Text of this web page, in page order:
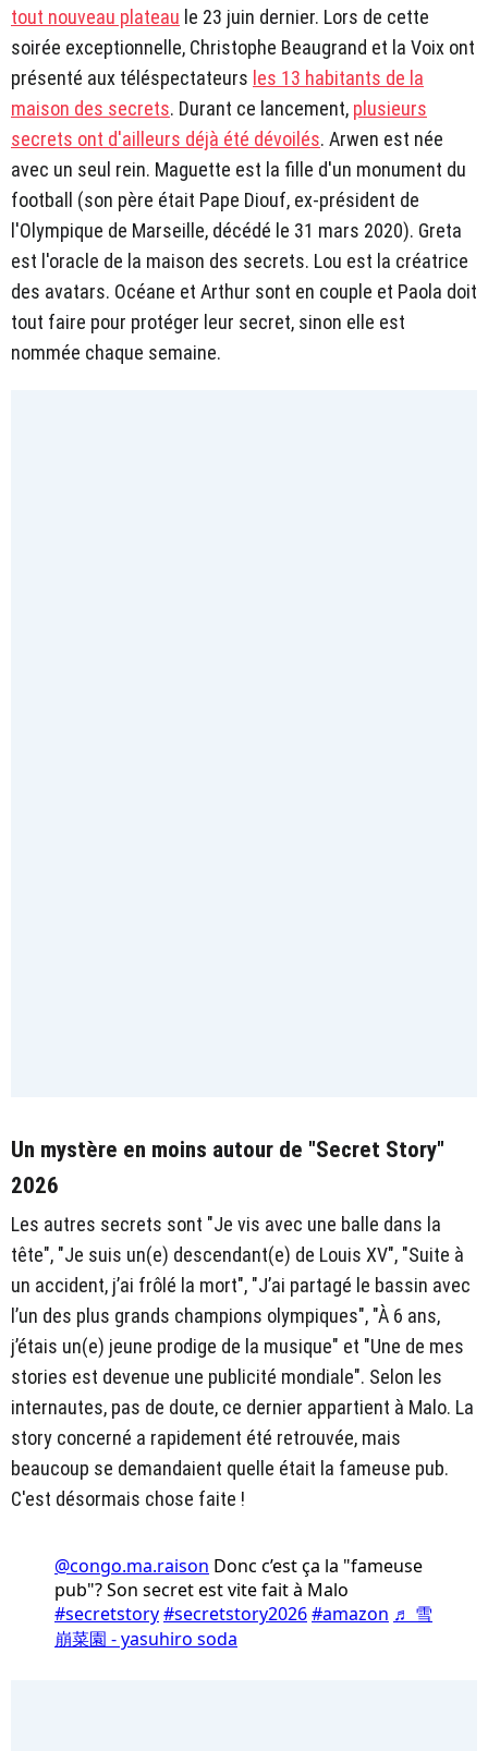
tout nouveau plateau le 23 juin dernier. Lors de cette
soirée exceptionnelle, Christophe Beaugrand et la Voix ont
présenté aux téléspectateurs les 13 habitants de la
maison des secrets. Durant ce lancement, plusieurs
secrets ont d'ailleurs déjà été dévoilés. Arwen est née
avec un seul rein. Maguette est la fille d'un monument du
football (son père était Pape Diouf, ex-président de
l'Olympique de Marseille, décédé le 31 mars 2020). Greta
est l'oracle de la maison des secrets. Lou est la créatrice
des avatars. Océane et Arthur sont en couple et Paola doit
tout faire pour protéger leur secret, sinon elle est
nommée chaque semaine.
Un mystère en moins autour de "Secret Story"
2026
Les autres secrets sont "Je vis avec une balle dans la
tête", "Je suis un(e) descendant(e) de Louis XV", "Suite à
un accident, j’ai frôlé la mort", "J’ai partagé le bassin avec
l’un des plus grands champions olympiques", "À 6 ans,
j’étais un(e) jeune prodige de la musique" et "Une de mes
stories est devenue une publicité mondiale". Selon les
internautes, pas de doute, ce dernier appartient à Malo. La
story concerné a rapidement été retrouvée, mais
beaucoup se demandaient quelle était la fameuse pub.
C'est désormais chose faite !
@congo.ma.raison Donc c’est ça la "fameuse
pub"? Son secret est vite fait à Malo
#secretstory#secretstory2026#amazon ♬ 雪
崩菜園 - yasuhiro soda